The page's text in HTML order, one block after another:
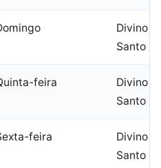
Divino
Santo
feira
Divino
Santo
feira
Divino
Santo